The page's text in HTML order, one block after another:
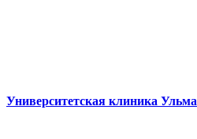
Университетская клиника Ульма